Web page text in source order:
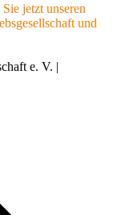
jetzt unseren
und
e. V. |